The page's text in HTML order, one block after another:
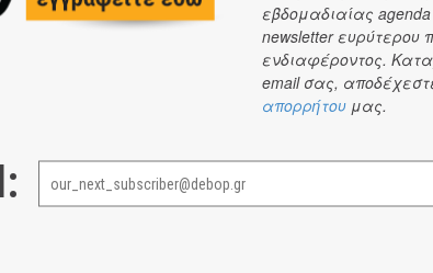
εβδομαδιαίας
newsletter ευρύτερου
ενδιαφέροντος.
email σας,
απορρήτου μας.